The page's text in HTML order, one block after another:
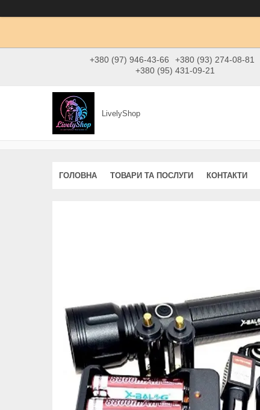
+380 (97) 946-43-66
+380 (93) 274-08-81
+380 (95) 431-09-21
LivelyShop
ГОЛОВНА ТОВАРИ ТА ПОСЛУГИ КОНТАКТИ